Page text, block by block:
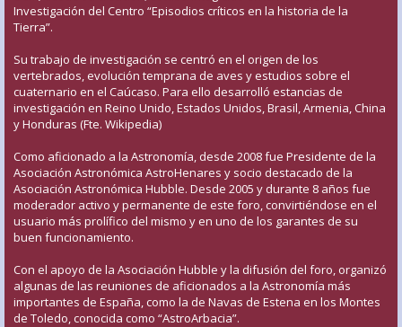
Investigación del Centro “Episodios críticos en la historia de la
Tierra”.
Su trabajo de investigación se centró en el origen de los
vertebrados, evolución temprana de aves y estudios sobre el
cuaternario en el Caúcaso. Para ello desarrolló estancias de
investigación en Reino Unido, Estados Unidos, Brasil, Armenia, China
y Honduras (Fte. Wikipedia)
Como aficionado a la Astronomía, desde 2008 fue Presidente de la
Asociación Astronómica AstroHenares y socio destacado de la
Asociación Astronómica Hubble. Desde 2005 y durante 8 años fue
moderador activo y permanente de este foro, convirtiéndose en el
usuario más prolífico del mismo y en uno de los garantes de su
buen funcionamiento.
Con el apoyo de la Asociación Hubble y la difusión del foro, organizó
algunas de las reuniones de aficionados a la Astronomía más
importantes de España, como la de Navas de Estena en los Montes
de Toledo, conocida como “AstroArbacia”.